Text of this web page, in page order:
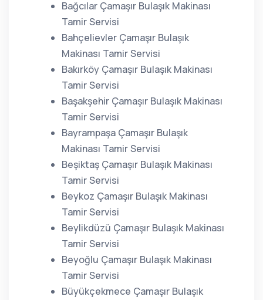
Bağcılar Çamaşır Bulaşık Makinası
Tamir Servisi
Bahçelievler Çamaşır Bulaşık
Makinası Tamir Servisi
Bakırköy Çamaşır Bulaşık Makinası
Tamir Servisi
Başakşehir Çamaşır Bulaşık Makinası
Tamir Servisi
Bayrampaşa Çamaşır Bulaşık
Makinası Tamir Servisi
Beşiktaş Çamaşır Bulaşık Makinası
Tamir Servisi
Beykoz Çamaşır Bulaşık Makinası
Tamir Servisi
Beylikdüzü Çamaşır Bulaşık Makinası
Tamir Servisi
Beyoğlu Çamaşır Bulaşık Makinası
Tamir Servisi
Büyükçekmece Çamaşır Bulaşık